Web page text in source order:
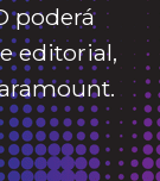
poderá
editorial,